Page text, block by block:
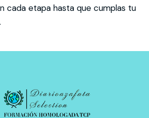
cada etapa hasta que cumplas tu